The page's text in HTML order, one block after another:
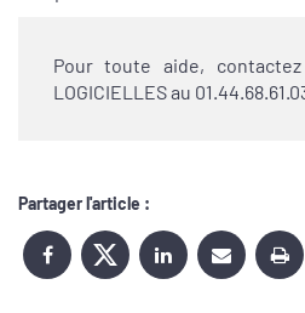
Pour toute aide, contactez
LOGICIELLES au
Partager l'article :